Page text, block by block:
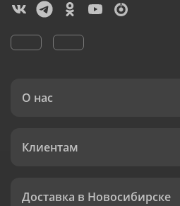
О нас
Клиентам
Доставка в Новосибирске